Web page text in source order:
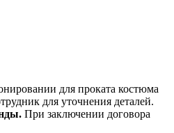
для проката костюма
для уточнения деталей.
При заключении договора